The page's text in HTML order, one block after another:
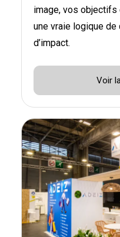
image, vos objectifs
une vraie logique
d’impact.
Voir